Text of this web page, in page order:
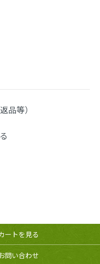
品等）
ートを見る
問い合わせ